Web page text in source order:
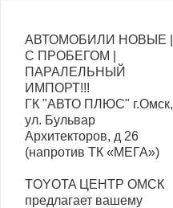
АВТОМОБИЛИ НОВЫЕ |
С ПРОБЕГОМ |
ПАРАЛЕЛЬНЫЙ
ИМПОРТ!!!
ГК "АВТО ПЛЮС" г.Омск,
ул. Бульвар
Архитекторов, д 26
(напротив ТК «МЕГА»)
TOYOTA ЦЕНТР ОМСК
предлагает вашему